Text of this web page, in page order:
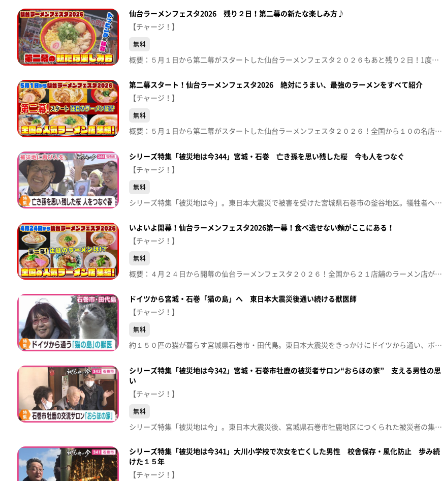
仙台ラーメンフェスタ2026 残り２日！第二幕の新たな楽しみ方♪
【チャージ！】
無料
概要：５月１日から第二幕がスタートした仙台ラーメンフェスタ２０２６もあと残り２日！1度食べたラーメンもさらに二度美味しく味わう新たな楽しみ方を紹介♪各店舗毎に異なる魅力満載のトッピングや味変が続々登場！【放送日：2026年5月4日】【放送局：東日本放送】
第二幕スタート！仙台ラーメンフェスタ2026 絶対にうまい、最強のラーメンをすべて紹介
【チャージ！】
無料
概要：５月１日から第二幕がスタートした仙台ラーメンフェスタ２０２６！全国から１０の名店が集結。すべての味が仙台ラーメンフェスタ初登場！絶対にうまい、最強のラーメンをすべて紹介します。
シリーズ特集「被災地は今344」宮城・石巻 亡き孫を思い残した桜 今も人をつなぐ
【チャージ！】
無料
シリーズ特集「被災地は今」。東日本大震災で被害を受けた宮城県石巻市の釜谷地区。犠牲者への思いを込め、桜を植え続けてきた男性がいました。 その男性が亡くなって迎えた初めての春。桜の下に集まる人たちと、受け継がれていく思いを追いました。【放送局】東日本放送【放送日】2026年4月15日(水)
いよいよ開幕！仙台ラーメンフェスタ2026第一幕！食べ逃せない麵がここにある！
【チャージ！】
無料
概要：４月２４日から開幕の仙台ラーメンフェスタ２０２６！全国から２１店舗のラーメン店が大集結！第一幕ではラーメン界の女神「森本聡子」さんがプロデュースする１１店舗の人気ラーメン店が勢ぞろいします！そんな第一幕注目のラーメン店をピックアップ♪
ドイツから宮城・石巻「猫の島」へ 東日本大震災後通い続ける獣医師
【チャージ！】
無料
約１５０匹の猫が暮らす宮城県石巻市・田代島。東日本大震災をきっかけにドイツから通い、ボランティアとして猫たちの診療に当たる獣医師がいます。遠く離れた外国の地から通い続けるその思いに迫ります。【放送局】東日本放送【放送日】2026年3月25日(水)
シリーズ特集「被災地は今342」宮城・石巻市牡鹿の被災者サロン“おらほの家” 支える男性の思
い
【チャージ！】
無料
シリーズ特集「被災地は今」。東日本大震災後、宮城県石巻市牡鹿地区につくられた被災者の集うサロン「おらほの家」。関東から移住し、その運営を続けてきた男性の思いとそこに集う住民たちを取材。【放送局】東日本放送【放送日】2026年3月24日(火)
シリーズ特集「被災地は今341」大川小学校で次女を亡くした男性 校舎保存・風化防止 歩み続
けた１５年
【チャージ！】